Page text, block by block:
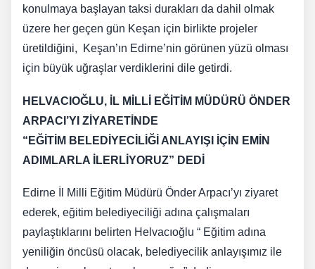
konulmaya başlayan taksi durakları da dahil olmak
üzere her geçen gün Keşan için birlikte projeler
üretildiğini, Keşan’ın Edirne’nin görünen yüzü olması
için büyük uğraşlar verdiklerini dile getirdi.
HELVACIOĞLU, İL MİLLİ EĞİTİM MÜDÜRÜ ÖNDER
ARPACI’YI ZİYARETİNDE
“EĞİTİM BELEDİYECİLİĞİ ANLAYIŞI İÇİN EMİN
ADIMLARLA İLERLİYORUZ” DEDİ
Edirne İl Milli Eğitim Müdürü Önder Arpacı’yı ziyaret
ederek, eğitim belediyeciliği adına çalışmaları
paylaştıklarını belirten Helvacıoğlu “ Eğitim adına
yeniliğin öncüsü olacak, belediyecilik anlayışımız ile